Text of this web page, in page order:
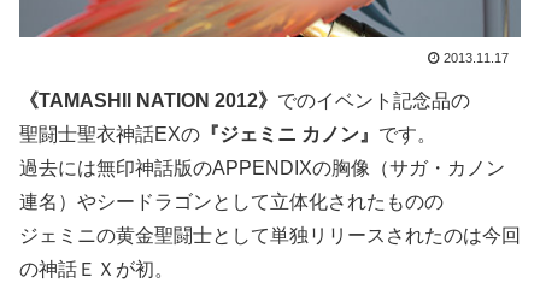
2013.11.17
《TAMASHII NATION 2012》 でのイベント記念品の
聖闘士聖衣神話EXの 『ジェミニ カノン』 です。
過去には無印神話版のAPPENDIXの胸像（サガ・カノン
連名）やシードラゴンとして立体化されたものの
ジェミニの黄金聖闘士として単独リリースされたのは今回
の神話ＥＸが初。